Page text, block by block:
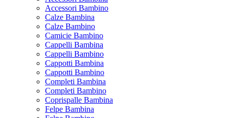
Accessori Bambino
Calze Bambina
Calze Bambino
Camicie Bambino
Cappelli Bambina
Cappelli Bambino
Cappotti Bambina
Cappotti Bambino
Completi Bambina
Completi Bambino
Coprispalle Bambina
Felpe Bambina